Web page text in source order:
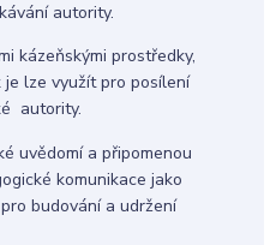
autority.
kázeňskými prostředky,
lze využít pro posílení
autority.
uvědomí a připomenou
komunikace jako
budování a udržení